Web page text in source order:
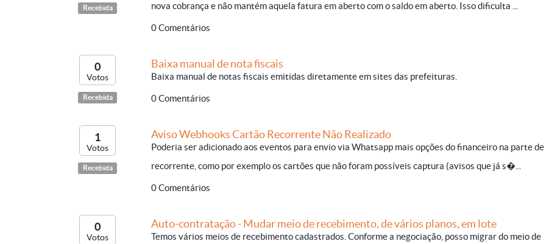
Recebida
nova cobrança e não mantém aquela fatura em aberto com o saldo em aberto. Isso dificulta ...
0 Comentários
0
Votos
Recebida
Baixa manual de nota fiscais
Baixa manual de notas fiscais emitidas diretamente em sites das prefeituras.
0 Comentários
1
Votos
Recebida
Aviso Webhooks Cartão Recorrente Não Realizado
Poderia ser adicionado aos eventos para envio via Whatsapp mais opções do financeiro na parte
recorrente, como por exemplo os cartões que não foram possíveis captura (avisos que já s�...
0 Comentários
0
Votos
Auto-contratação - Mudar meio de recebimento, de vários planos, em lote
Temos vários meios de recebimento cadastrados. Conforme a negociação, posso migrar do meio de